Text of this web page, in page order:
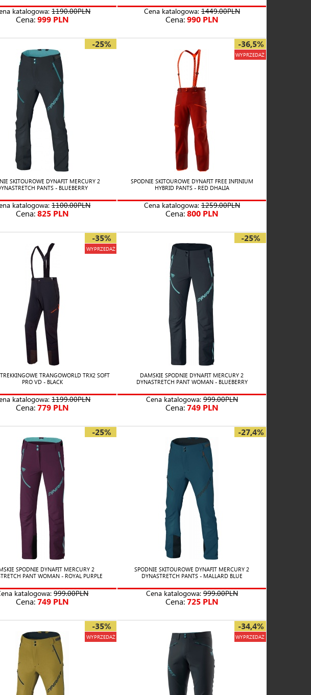
katalogowa:1190.00PLN
Cena:999 PLN
Cena katalogowa:1449.00PLN
Cena:990 PLN
-25%
SKITOUROWE DYNAFIT MERCURY 2
PANTS - BLUEBERRY
katalogowa:1100.00PLN
Cena:825 PLN
-36,5%
WYPRZEDAŻ
SPODNIE SKITOUROWE DYNAFIT FREE INFINIUM
HYBRID PANTS - RED DHALIA
Cena katalogowa:1259.00PLN
Cena:800 PLN
-35%
WYPRZEDAŻ
TRANGOWORLD TRX2 SOFT
PRO VD - BLACK
katalogowa:1199.00PLN
Cena:779 PLN
-25%
DAMSKIE SPODNIE DYNAFIT MERCURY 2
DYNASTRETCH PANT WOMAN - BLUEBERRY
Cena katalogowa:999.00PLN
Cena:749 PLN
-25%
SPODNIE DYNAFIT MERCURY 2
PANT WOMAN - ROYAL PURPLE
katalogowa:999.00PLN
Cena:749 PLN
-27,4%
SPODNIE SKITOUROWE DYNAFIT MERCURY 2
DYNASTRETCH PANTS - MALLARD BLUE
Cena katalogowa:999.00PLN
Cena:725 PLN
-35%
WYPRZEDAŻ
-34,4%
WYPRZEDAŻ